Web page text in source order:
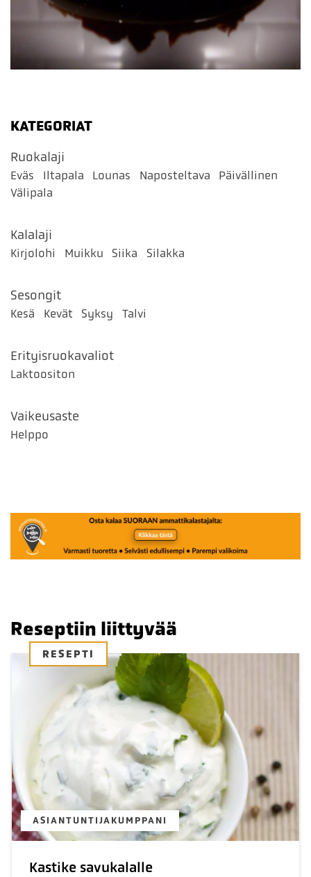
KATEGORIAT
Ruokalaji
Eväs Iltapala Lounas Naposteltava
Päivällinen
Välipala
Kalalaji
Kirjolohi Muikku Siika Silakka
Sesongit
Kesä Kevät Syksy Talvi
Erityisruokavaliot
Laktoositon
Vaikeusaste
Helppo
Reseptiin liittyvää
RESEPTI
ASIANTUNTIJAKUMPPANI
Kastike savukalalle